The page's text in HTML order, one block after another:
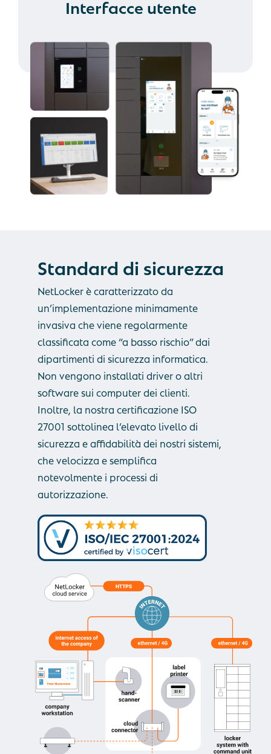
Interfacce utente
Standard di sicurezza
NetLocker è caratterizzato da
un’implementazione minimamente
invasiva che viene regolarmente
classificata come “a basso rischio” dai
dipartimenti di sicurezza informatica.
Non vengono installati driver o altri
software sui computer dei clienti.
Inoltre, la nostra certificazione ISO
27001 sottolinea l’elevato livello di
sicurezza e affidabilità dei nostri sistemi,
che velocizza e semplifica
notevolmente i processi di
autorizzazione.